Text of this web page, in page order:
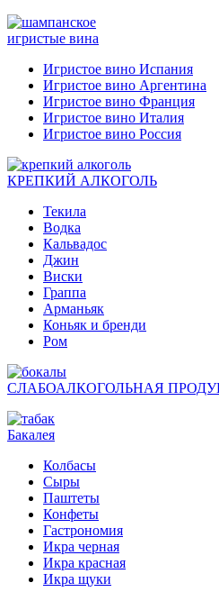
игристые вина
Игристое вино Испания
Игристое вино Аргентина
Игристое вино Франция
Игристое вино Италия
Игристое вино Россия
КРЕПКИЙ АЛКОГОЛЬ
Текила
Водка
Кальвадос
Джин
Виски
Граппа
Арманьяк
Коньяк и бренди
Ром
СЛАБОАЛКОГОЛЬНАЯ
Бакалея
Колбасы
Сыры
Паштеты
Конфеты
Гастрономия
Икра черная
Икра красная
Икра щуки